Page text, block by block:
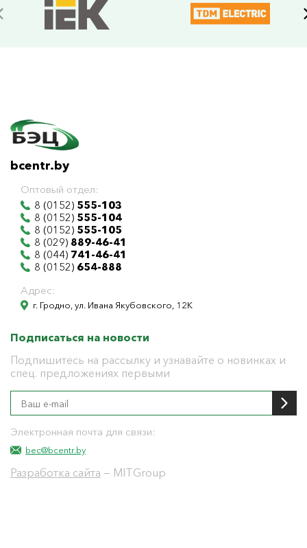
bcentr.by
Оптовый отдел:
8 (0152) 555-103
8 (0152) 555-104
8 (0152) 555-105
8 (029) 889-46-41
8 (044) 741-46-41
8 (0152) 654-888
Адрес:
г. Гродно, ул. Ивана Якубовского, 12К
Подписаться на новости
Подпишитесь на рассылку и узнавайте о новинках и
спец. предложениях первыми
Электронная почта для связи:
bec@bcentr.by
Разработка сайта — MITGroup